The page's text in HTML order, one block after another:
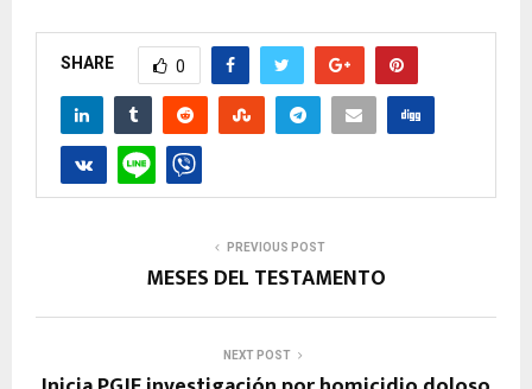
SHARE 0
PREVIOUS POST
MESES DEL TESTAMENTO
NEXT POST